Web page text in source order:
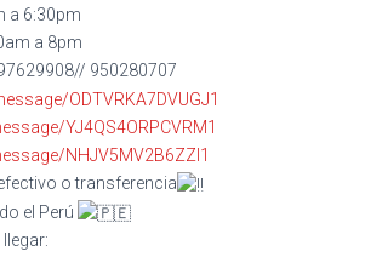
a 6:30pm
a 8pm
950280707
ODTVRKA7DVUGJ1
YJ4QS4ORPCVRM1
NHJV5MV2B6ZZI1
o transferencia
el Perú
llegar: